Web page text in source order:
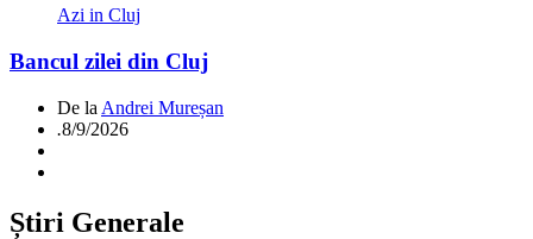
Azi in Cluj
Bancul zilei din Cluj
De la Andrei Mureșan
.8/9/2026
Știri Generale